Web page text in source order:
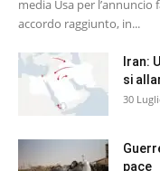
media Usa per
accordo raggiunto, in...
Iran:
si
30
pace